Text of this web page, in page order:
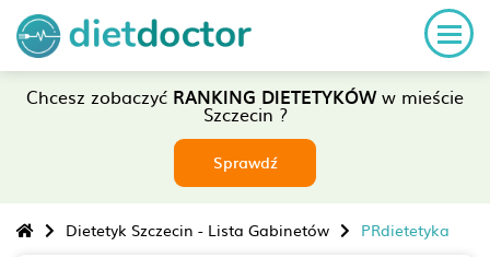
Chcesz zobaczyć RANKING DIETETYKÓWw mieście
Szczecin ?
Sprawdź
Dietetyk Szczecin - Lista Gabinetów PRdietetyka